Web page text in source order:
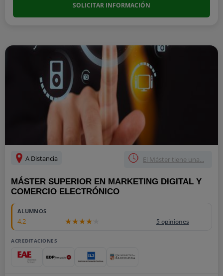
SOLICITAR INFORMACIÓN
A Distancia El Máster tiene una...
MÁSTER SUPERIOR EN MARKETING DIGITAL Y
COMERCIO ELECTRÓNICO
ALUMNOS
4.2 5 opiniones
ACREDITACIONES